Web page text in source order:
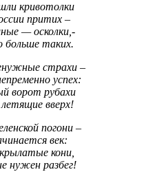
кривотолки
притих –
— осколки,-
больше таких.
страхи –
успех:
ворот рубахи
вверх!
погони –
век:
кони,
нужен разбег!